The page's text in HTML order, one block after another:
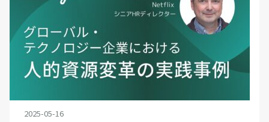
ログイン
資料ダウンロード
2025-05-16